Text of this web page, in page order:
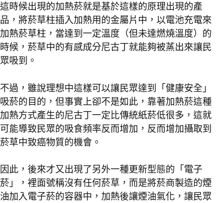
這時候出現的加熱菸就是基於這樣的原理出現的產
品，將菸草柱插入加熱用的金屬片中，以電池充電來
加熱菸草柱，當達到一定溫度（但未達燃燒溫度）的
時候，菸草中的有感成分尼古丁就能夠被蒸出來讓民
眾吸到。
不過，雖說理想中這樣可以讓民眾達到「健康安全」
吸菸的目的，但事實上卻不是如此，靠著加熱菸這種
加熱方式產生的尼古丁一定比傳統紙菸低很多，這就
可能導致民眾的吸食頻率反而增加，反而增加攝取到
菸草中致癌物質的機會。
因此，後來才又出現了另外一種更新型態的「電子
菸」，裡面號稱沒有任何菸草，而是將菸商製造的煙
油加入電子菸的容器中，加熱後讓煙油氣化，讓民眾